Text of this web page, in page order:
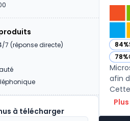
7 (réponse directe)
à télécharger
84%
—
78%
—
afin